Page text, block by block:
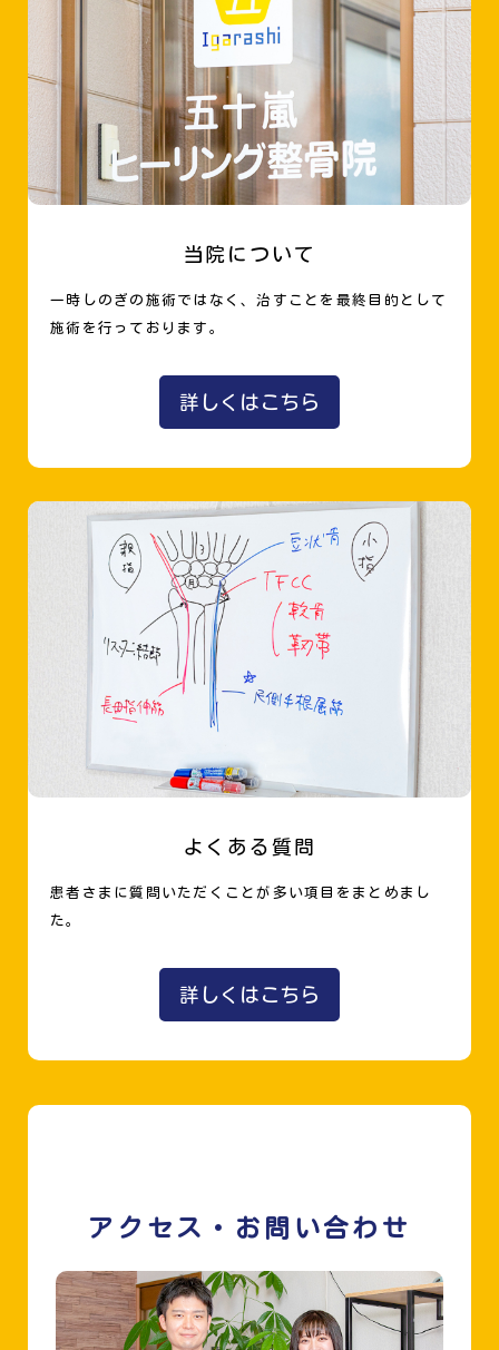
当院について
一時しのぎの施術ではなく、治すことを最終目的として
施術を行っております。
詳しくはこちら
よくある質問
患者さまに質問いただくことが多い項目をまとめまし
た。
詳しくはこちら
アクセス・お問い合わせ